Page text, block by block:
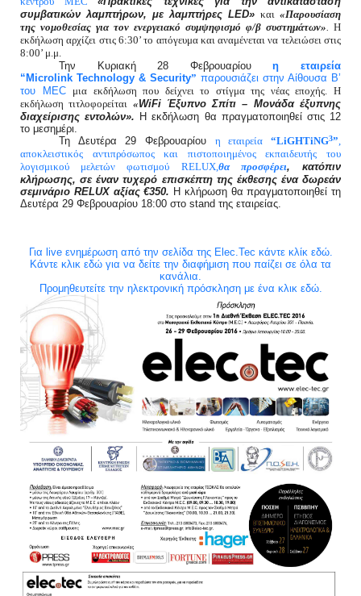
συμβατικών λαμπτήρων, με λαμπτήρες LED» και «Παρουσίαση
της νομοθεσίας για τον ενεργειακό συμψηφισμό φ/β συστημάτων». Η
εκδήλωση αρχίζει στις 6:30’ το απόγευμα και αναμένεται να τελειώσει στις
8:00’ μ.μ.
Την Κυριακή 28 Φεβρουαρίου
η εταιρεία
“ Microlink Technology & Security” παρουσιάζει στην Αίθουσα Β’
του
MEC
μια εκδήλωση που δείχνει το στίγμα της νέας εποχής. Η
εκδήλωση τιτλοφορείται «WiFi Έξυπνο Σπίτι – Μονάδα έξυπνης
διαχείρισης εντολών». Η εκδήλωση θα πραγματοποιηθεί στις 12
το μεσημέρι.
Τη Δευτέρα 29 Φεβρουαρίου
η εταιρεία “LiGHTiNG3”,
αποκλειστικός αντιπρόσωπος και πιστοποιημένος εκπαιδευτής του
λογισμικού μελετών φωτισμού RELUX,θα προσφέρει, κατόπιν
κλήρωσης, σε έναν τυχερό επισκέπτη της έκθεσης ένα δωρεάν
σεμινάριο RELUX αξίας €350. Η κλήρωση θα πραγματοποιηθεί τη
Δευτέρα 29 Φεβρουαρίου 18:00 στο stand της εταιρείας.
Για live ενημέρωση από την σελίδα της Elec.Tec κάντε κλίκ εδώ.
Κάντε κλικ εδώ για να δείτε την διαφήμιση που παίζει σε όλα τα
κανάλια.
Προμηθευτείτε την ηλεκτρονική πρόσκληση με ένα κλικ εδώ.